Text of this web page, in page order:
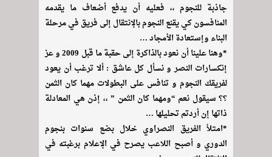
جاذبة للنجوم ،، فعليه أن يدفع أضعاف ما يقدمه
المنافسون كي يقنع النجوم بالإنتقال إلى فريق في مرحلة
البناء وإستعادة الأمجاد …
*وهنا علينا أن نعود بالذاكرة إلى حقبة ما قبل 2009 و عز
إنكسارات النصر و نسأل كل عاشق : ألا ترغب أن يعود
لفريقك النجوم و تنافس على البطولات مهما كان الثمن
؟؟ سيقول نعم “ومهما كان الثمن ” ،، إذن هي المعادلة
ذاتها إن أردتم تحليلها …
*امتلأ الفريق النصراوي خلال بضع سنوات بنجوم
الدوري و أصبح اللاعب يصرح في الإعلام برغبته في